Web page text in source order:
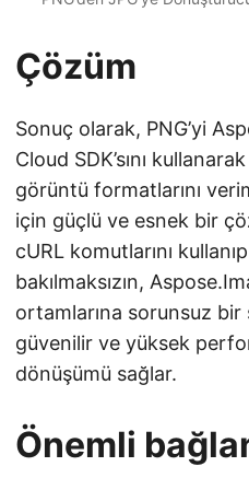
Çözüm
Sonuç olarak, PNG’yi
Cloud SDK’sını
görüntü formatlarını
için güçlü ve esnek bir
cURL komutlarını
bakılmaksızın,
ortamlarına sorunsuz
güvenilir ve yüksek
dönüşümü sağlar.
Önemli